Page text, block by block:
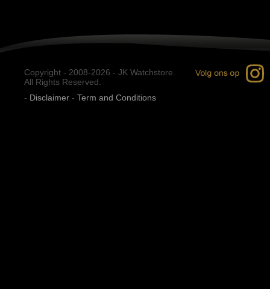
Copyright - 2008-2026 - JK Watchstore.
All Rights Reserved.
- Disclaimer - Term and Conditions